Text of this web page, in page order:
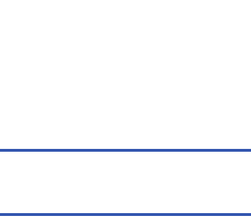
radio 大直会 2nd season